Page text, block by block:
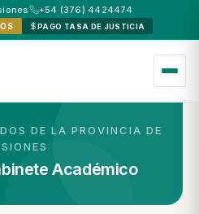
+54 (376) 4424474
PAGO TASA DE JUSTICIA
DE LA PROVINCIA DE
Académico